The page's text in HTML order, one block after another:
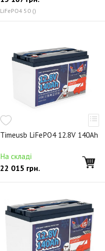
LiFePO4 50 ()
Timeusb LiFePO4 12.8V 140Ah
На складі
22 015 грн.